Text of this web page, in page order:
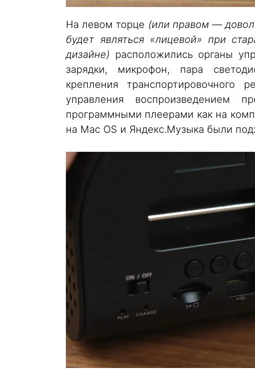
На левом торце (или правом —
будет являться «лицевой» при
дизайне) расположились органы
зарядки, микрофон, пара
крепления транспортировочного
управления воспроизведением
программными плеерами как на
на Mac OS и Яндекс.Музыка были